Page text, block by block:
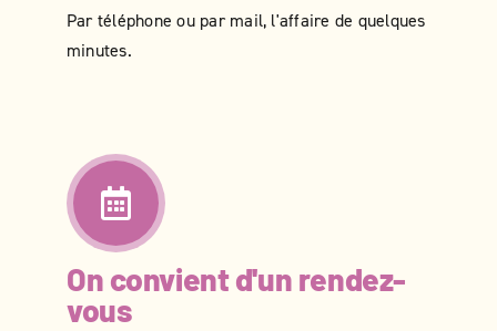
Par téléphone ou par mail, l'affaire de quelques
minutes.
On convient d'un rendez-
vous